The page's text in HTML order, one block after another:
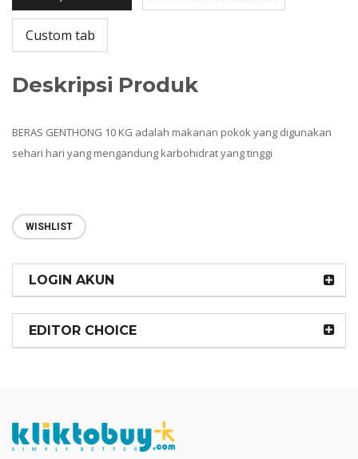
Custom tab
Deskripsi Produk
BERAS GENTHONG 10 KG adalah makanan pokok yang digunakan
sehari hari yang mengandung karbohidrat yang tinggi
WISHLIST
LOGIN AKUN
EDITOR CHOICE